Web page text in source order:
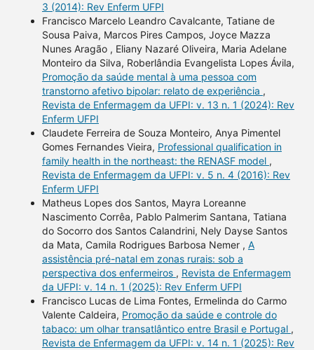
3 (2014): Rev Enferm UFPI
Francisco Marcelo Leandro Cavalcante, Tatiane de
Sousa Paiva, Marcos Pires Campos, Joyce Mazza
Nunes Aragão , Eliany Nazaré Oliveira, Maria Adelane
Monteiro da Silva, Roberlândia Evangelista Lopes Ávila,
Promoção da saúde mental à uma pessoa com
transtorno afetivo bipolar: relato de experiência ,
Revista de Enfermagem da UFPI: v. 13 n. 1 (2024): Rev
Enferm UFPI
Claudete Ferreira de Souza Monteiro, Anya Pimentel
Gomes Fernandes Vieira, Professional qualification in
family health in the northeast: the RENASF model ,
Revista de Enfermagem da UFPI: v. 5 n. 4 (2016): Rev
Enferm UFPI
Matheus Lopes dos Santos, Mayra Loreanne
Nascimento Corrêa, Pablo Palmerim Santana, Tatiana
do Socorro dos Santos Calandrini, Nely Dayse Santos
da Mata, Camila Rodrigues Barbosa Nemer , A
assistência pré-natal em zonas rurais: sob a
perspectiva dos enfermeiros , Revista de Enfermagem
da UFPI: v. 14 n. 1 (2025): Rev Enferm UFPI
Francisco Lucas de Lima Fontes, Ermelinda do Carmo
Valente Caldeira, Promoção da saúde e controle do
tabaco: um olhar transatlântico entre Brasil e Portugal ,
Revista de Enfermagem da UFPI: v. 14 n. 1 (2025): Rev